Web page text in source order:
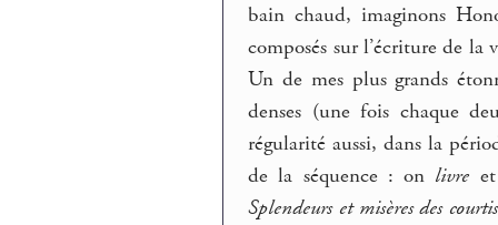
bain chaud, imaginons
composés sur l’écriture de
Un de mes plus grands
denses (une fois chaque
régularité aussi, dans la
de la séquence : on livre
Splendeurs et misères des